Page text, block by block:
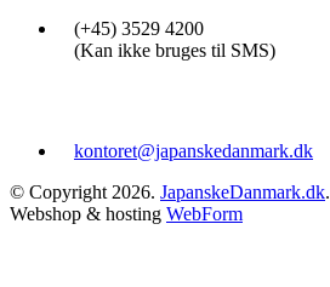
(+45) 3529 4200
(Kan ikke bruges til SMS)
kontoret@japanskedanmark.dk
© Copyright 2026. JapanskeDanmark.dk.
Webshop & hosting WebForm